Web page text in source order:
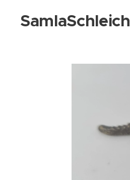
SamlaSchleich